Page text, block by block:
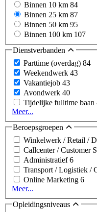
Binnen 10 km 84
Binnen 25 km 87
Binnen 50 km 95
Binnen 100 km 107
Dienstverbanden
Parttime (overdag) 84
Weekendwerk 43
Vakantiejob 43
Avondwerk 40
Tijdelijke fulltime baan
Meer...
Beroepsgroepen
Winkelwerk / Retail /
Callcenter / Customer
Administratief6
Transport / Logistiek /
Online Marketing 6
Meer...
Opleidingsniveaus